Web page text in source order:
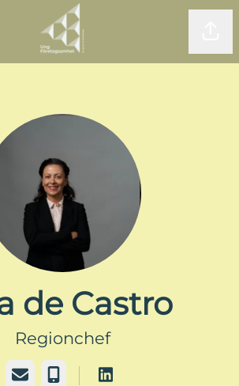
de Castro
Regionchef
E-postTelefon